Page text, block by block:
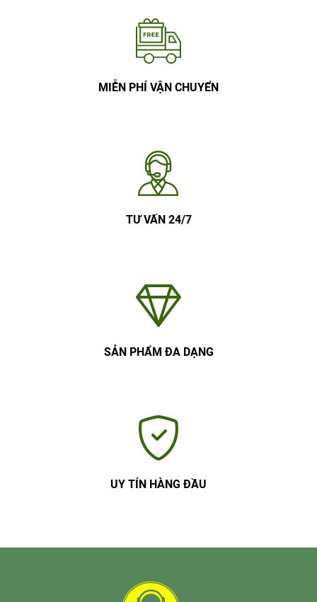
MIỄN PHÍ VẬN CHUYỂN
TƯ VẤN 24/7
SẢN PHẨM ĐA DẠNG
UY TÍN HÀNG ĐẦU